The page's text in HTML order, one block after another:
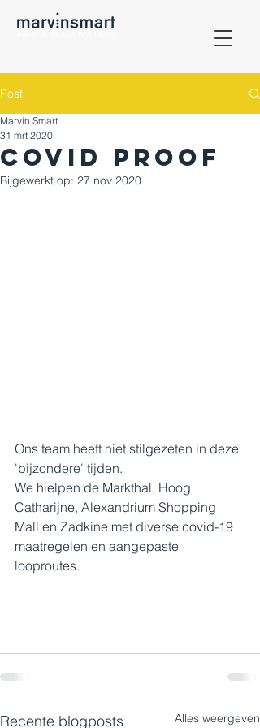
Post
COVID PROOF
Marvin Smart
31 mrt 2020
Bijgewerkt op: 27 nov 2020
Ons team heeft niet stilgezeten in deze
'bijzondere' tijden.
We hielpen de Markthal, Hoog
Catharijne, Alexandrium Shopping
Mall en Zadkine met diverse covid-19
maatregelen en aangepaste
looproutes.
Recente blogposts Alles weergeven